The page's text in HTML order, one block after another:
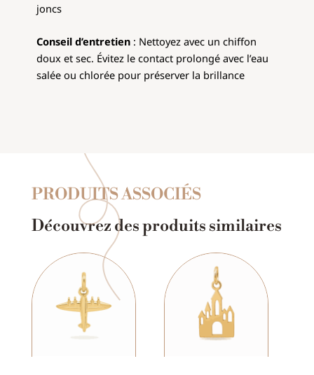
joncs
Conseil d’entretien : Nettoyez avec un chiffon
doux et sec. Évitez le contact prolongé avec l’eau
salée ou chlorée pour préserver la brillance
PRODUITS ASSOCIÉS
Découvrez des produits similaires